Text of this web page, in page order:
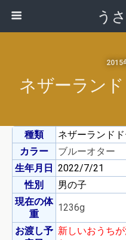
う
2015
ネザーラン
種類
ネザーランド
カラー
ブルーオター
生年月日 2022/7/21
性別
男の子
現在の体
重
1236g
お渡し予 新しいおうち